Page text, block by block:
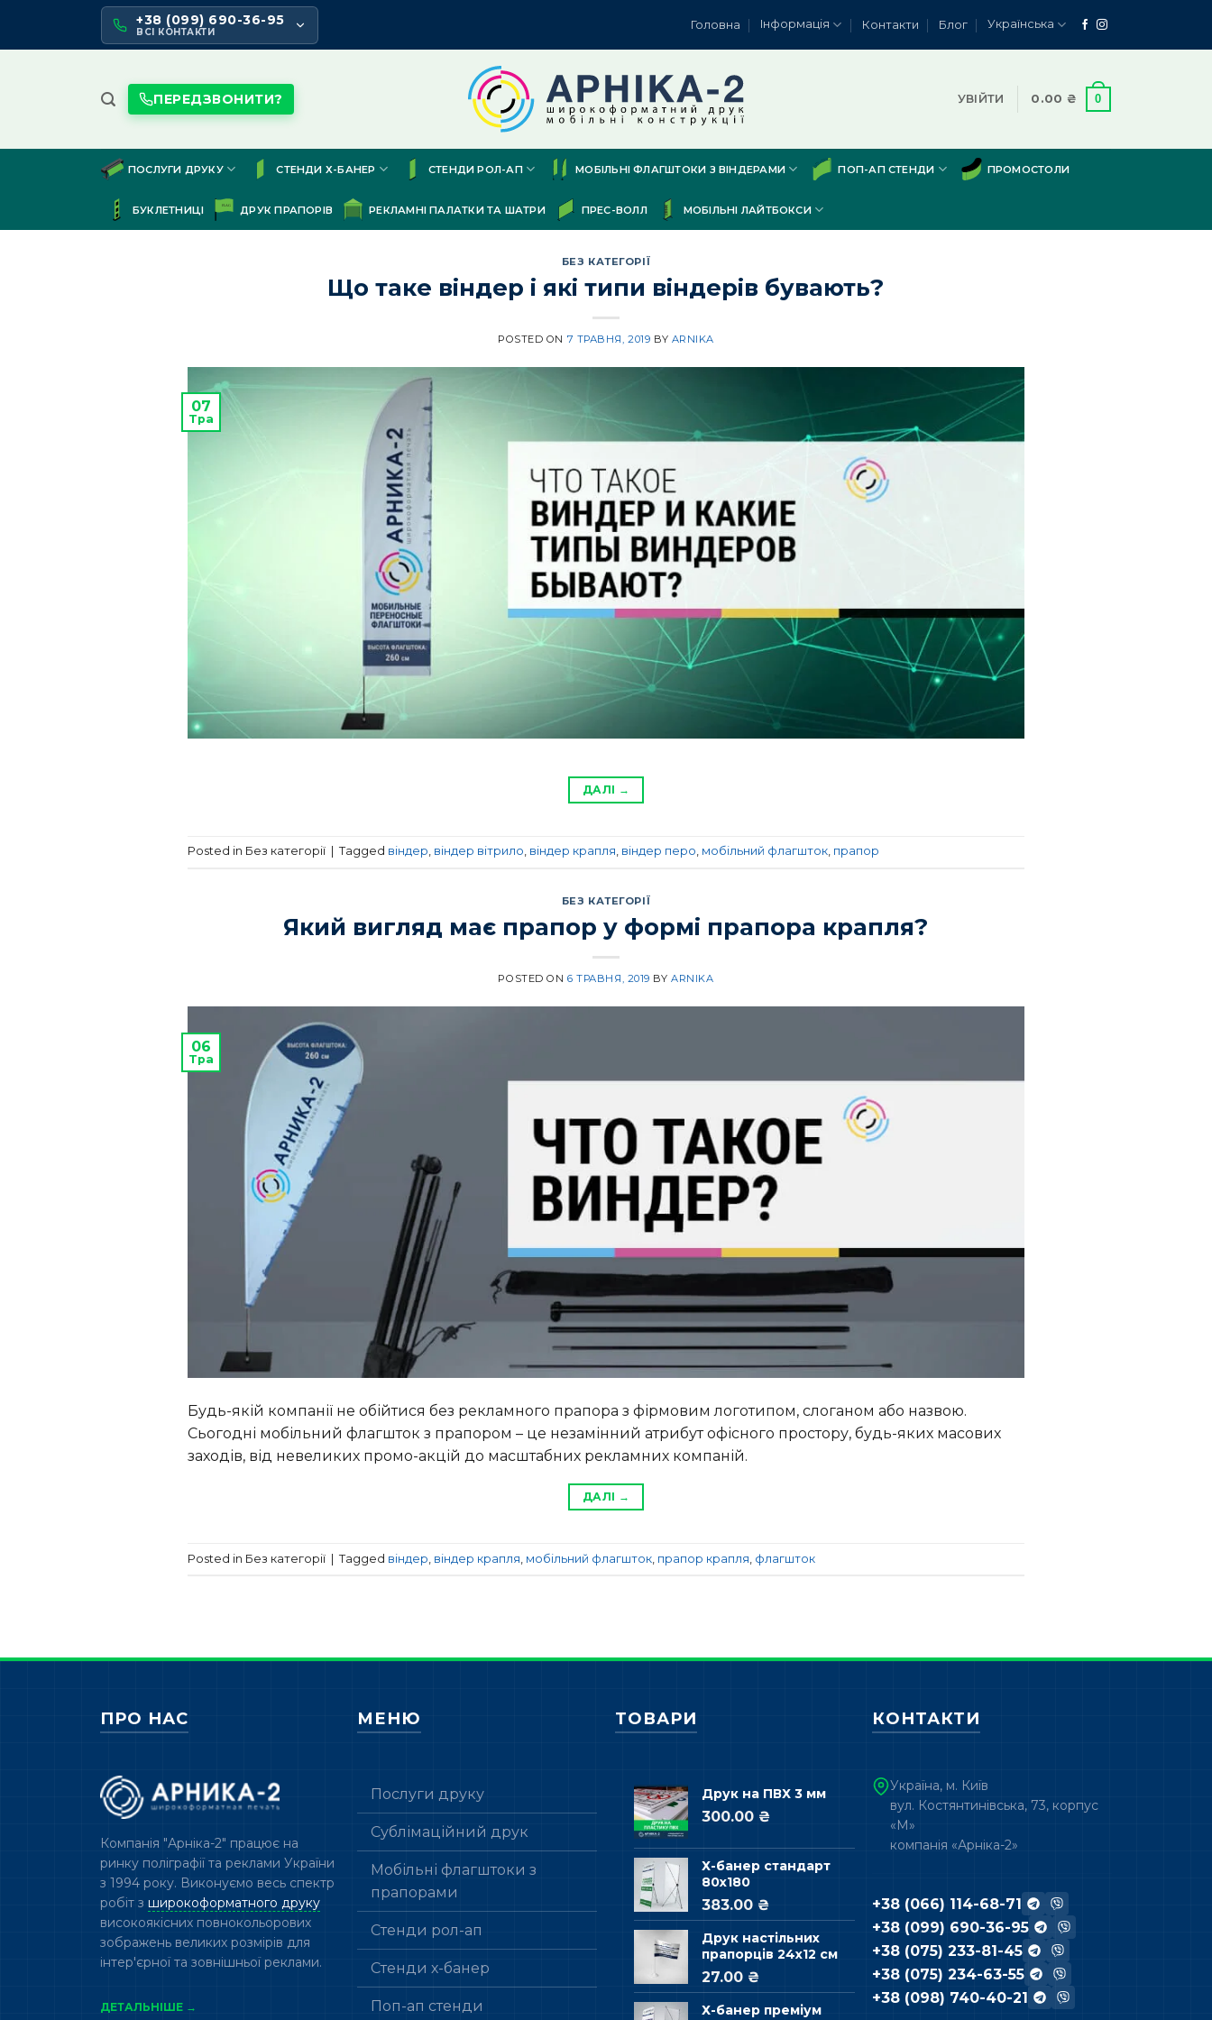
content
+38 (099) 690-36-95
ВСІ КОНТАКТИ
Головна Інформація Контакти Блог Українська
ПЕРЕДЗВОНИТИ? УВІЙТИ 0.00 ₴ 0
ПОСЛУГИ ДРУКУ СТЕНДИ Х-БАНЕР СТЕНДИ РОЛ-АП МОБІЛЬНІ ФЛАГШТОКИ З ВІНДЕРАМИ ПОП-АП СТЕНДИ ПРОМОСТОЛИ
БУКЛЕТНИЦІ ДРУК ПРАПОРІВ РЕКЛАМНІ ПАЛАТКИ ТА ШАТРИ ПРЕС-ВОЛЛ МОБІЛЬНІ ЛАЙТБОКСИ
БЕЗ КАТЕГОРІЇ
Що таке віндер і які типи віндерів бувають?
POSTED ON 7 ТРАВНЯ, 2019 BY ARNIKA
07
Тра
ДАЛІ →
Posted in Без категорії Tagged віндер, віндер вітрило, віндер крапля, віндер перо, мобільний флагшток, прапор
БЕЗ КАТЕГОРІЇ
Який вигляд має прапор у формі прапора крапля?
POSTED ON6 ТРАВНЯ, 2019 BYARNIKA
06
Тра
Будь-якій компанії не обійтися без рекламного прапора з фірмовим логотипом, слоганом або назвою.
Сьогодні мобільний флагшток з прапором – це незамінний атрибут офісного простору, будь-яких масових
заходів, від невеликих промо-акцій до масштабних рекламних компаній.
ДАЛІ →
Posted in Без категорії | Tagged віндер віндер крапля мобільний флагшток, прапор крапля флагшток
ПРО НАС
Компанія "Арніка-2" працює на
ринку поліграфії та реклами України
з 1994 року. Виконуємо весь спектр
робіт з широкоформатного друку
високоякісних повнокольорових
зображень великих розмірів для
інтер'єрної та зовнішньої реклами.
ДЕТАЛЬНІШЕ →
МЕНЮ
Послуги друку
Сублімаційний друк
Мобільні флагштоки з
прапорами
Стенди рол-ап
Стенди х-банер
Поп-ап стенди
ТОВАРИ
Друк на ПВХ 3 мм
300.00 ₴
Х-банер стандарт
80х180
383.00 ₴
Друк настільних
прапорців 24х12 см
27.00 ₴
Х-банер преміум
КОНТАКТИ
Україна, м. Київ
вул. Костянтинівська, 73, корпус
«М»
компанія «Арніка-2»
+38 (066) 114-68-71
+38 (099) 690-36-95
+38 (075) 233-81-45
+38 (075) 234-63-55
+38 (098) 740-40-21